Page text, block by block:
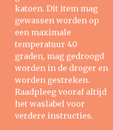
katoen. Dit item mag
gewassen worden op
een maximale
temperatuur 40
graden, mag gedroogd
worden in de droger en
worden gestreken.
Raadpleeg vooraf altijd
het waslabel voor
verdere instructies.